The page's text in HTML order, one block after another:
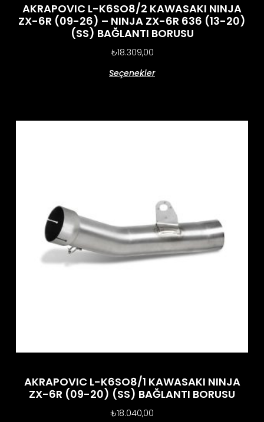
AKRAPOVIC L-K6SO8/2 KAWASAKI NINJA
ZX-6R (09-26) – NINJA ZX-6R 636 (13-20)
(SS) BAĞLANTI BORUSU
₺18.309,00
Seçenekler
AKRAPOVIC L-K6SO8/1 KAWASAKI NINJA
ZX-6R (09-20) (SS) BAĞLANTI BORUSU
₺18.040,00